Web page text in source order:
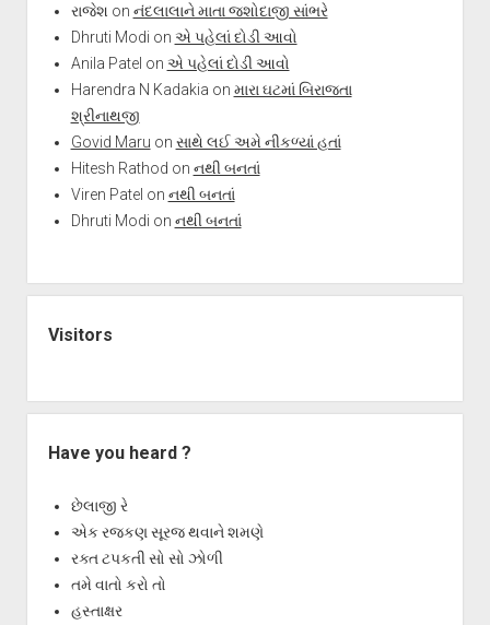
રાજેશ on નંદલાલાને માતા જશોદાજી સાંભરે
Dhruti Modi on એ પહેલાં દોડી આવો
Anila Patel on એ પહેલાં દોડી આવો
Harendra N Kadakia on મારા ઘટમાં બિરાજતા
શ્રીનાથજી
Govid Maru on સાથે લઈ અમે નીકળ્યાં હતાં
Hitesh Rathod on નથી બનતાં
Viren Patel on નથી બનતાં
Dhruti Modi on નથી બનતાં
Visitors
Have you heard ?
છેલાજી રે
એક રજકણ સૂરજ થવાને શમણે
રક્ત ટપકતી સો સો ઝોળી
તમે વાતો કરો તો
હસ્તાક્ષર